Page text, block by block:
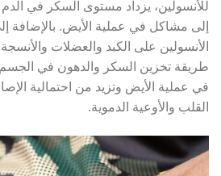
للأنسولين، يزداد مستوى السكر في
إلى مشاكل في عملية الأيض. بالإضافة
الأنسولين على الكبد والعضلات
طريقة تخزين السكر والدهون في
في عملية الأيض وتزيد من احتمالية
القلب والأوعية الدموية.